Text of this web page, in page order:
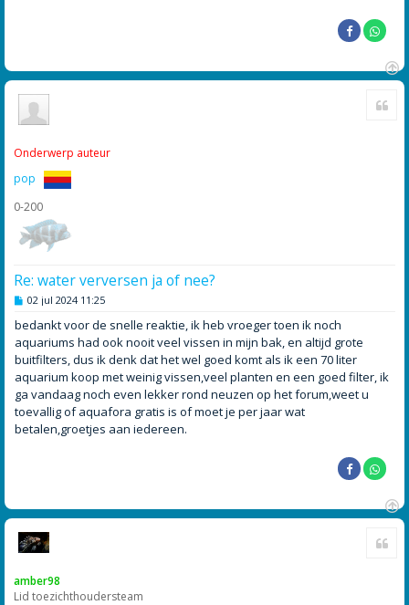
O
Onderwerp auteur
pop
0-200
Re: water verversen ja of nee?
B
r
i
c
h
02 jul 2024 11:25
bedankt voor de snelle reaktie, ik heb vroeger toen ik noch
aquariums had ook nooit veel vissen in mijn bak, en altijd grote
buitfilters, dus ik denk dat het wel goed komt als ik een 70 liter
aquarium koop met weinig vissen,veel planten en een goed filter, ik
ga vandaag noch even lekker rond neuzen op het forum,weet u
toevallig of aquafora gratis is of moet je per jaar wat
betalen,groetjes aan iedereen.
O
amber98
Lid toezichthoudersteam